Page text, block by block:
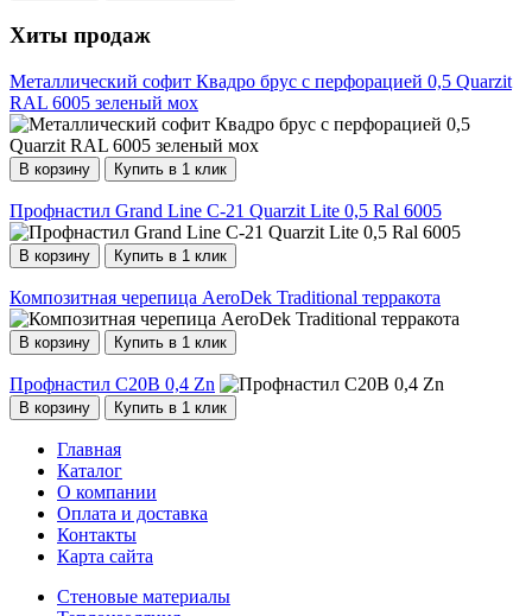
Хиты продаж
Металлический софит Квадро брус с перфорацией 0,5 Quarzit
RAL 6005 зеленый мох
В корзину Купить в 1 клик
Профнастил Grand Line С-21 Quarzit Lite 0,5 Ral 6005
В корзину Купить в 1 клик
Композитная черепица AeroDek Traditional терракота
В корзину Купить в 1 клик
Профнастил С20В 0,4 Zn
В корзину Купить в 1 клик
Главная
Каталог
О компании
Оплата и доставка
Контакты
Карта сайта
Стеновые материалы